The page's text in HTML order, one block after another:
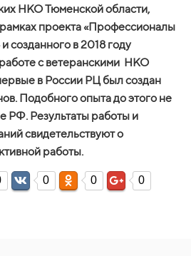
НКО Тюменской области,
проекта «Профессионалы
созданного в 2018 году
с ветеранскими НКО
в России РЦ был создан
Подобного опыта до этого не
РФ. Результаты работы и
свидетельствуют о
работы.
0 0 0